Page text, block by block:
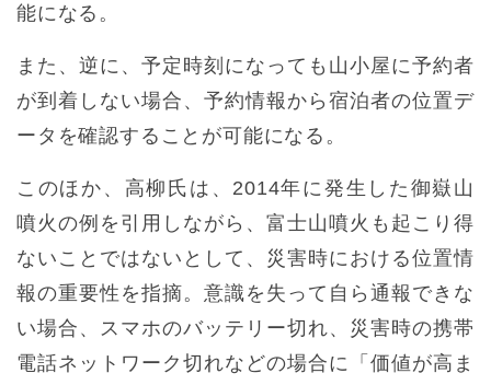
能になる。
また、逆に、予定時刻になっても山小屋に予約者
が到着しない場合、予約情報から宿泊者の位置デ
ータを確認することが可能になる。
このほか、高柳氏は、2014年に発生した御嶽山
噴火の例を引用しながら、富士山噴火も起こり得
ないことではないとして、災害時における位置情
報の重要性を指摘。意識を失って自ら通報できな
い場合、スマホのバッテリー切れ、災害時の携帯
電話ネットワーク切れなどの場合に「価値が高ま